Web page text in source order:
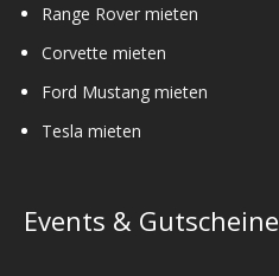
Range Rover mieten
Corvette mieten
Ford Mustang mieten
Tesla mieten
Events & Gutscheine